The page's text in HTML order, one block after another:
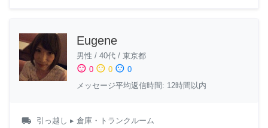
Eugene
男性 / 40代 / 東京都
sentiment_satisfied 0 sentiment_neutral 0 sentiment_dissatisfied 0
メッセージ平均返信時間: 12時間以内
local_shipping 引っ越し ▸ 倉庫・トランクルーム